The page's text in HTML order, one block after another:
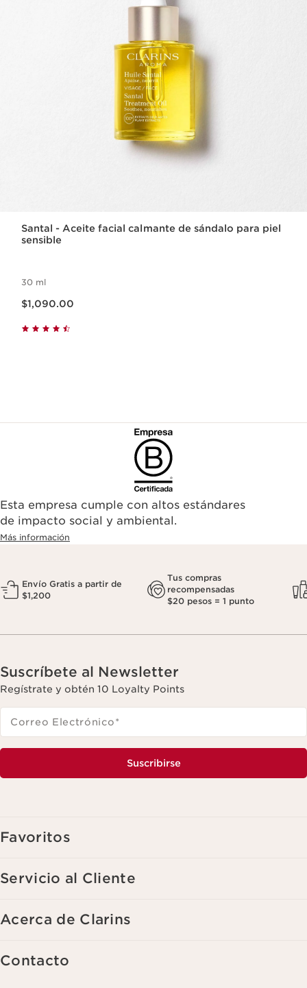
Santal - Aceite facial calmante de sándalo para piel
sensible
30 ml
$1,090.00
Esta empresa cumple con altos estándares
de impacto social y ambiental.
Más información
Envío Gratis a partir de
$1,200
Tus compras
recompensadas
$20 pesos = 1 punto
Suscríbete al Newsletter
Regístrate y obtén 10 Loyalty Points
Correo Electrónico*
Suscribirse
Favoritos
Servicio al Cliente
Acerca de Clarins
Contacto